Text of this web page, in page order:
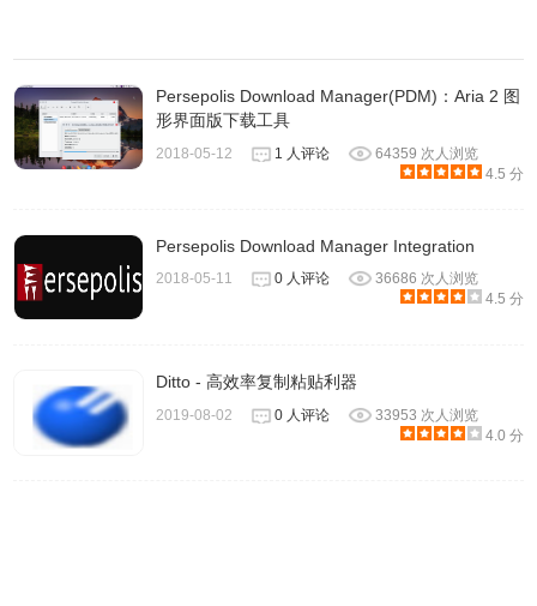
text/plain
image/png
image/jpeg
image/gif
RegExp Download Organizer插件联系方法
extension
Persepolis Download Manager(PDM)：Aria 2 图
形界面版下载工具
2018-05-12 1 人评论
64359 次人浏览
4.5 分
Persepolis Download Manager Integration
2018-05-11 0 人评论
36686 次人浏览
4.5 分
Ditto - 高效率复制粘贴利器
2019-08-02 0 人评论
33953 次人浏览
4.0 分